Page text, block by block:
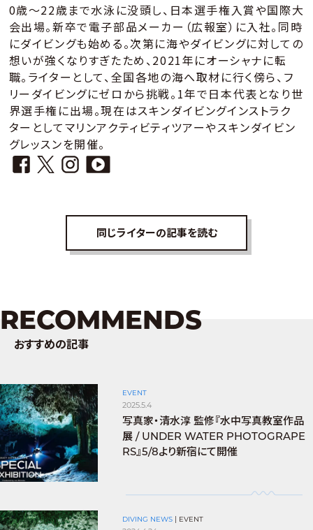
0歳～22歳まで水泳に没頭し、日本選手権入賞や国際大
会出場。新卒で電子部品メーカー（広報室）に入社。同時
にダイビングも始める。次第に海やダイビングに対しての
想いが強くなりすぎたため、2021年にオーシャナに転
職。ライターとして、全国各地の海へ取材に行く傍ら、フ
リーダイビングにゼロから挑戦。1年で日本代表となり世
界選手権に出場。現在はスキンダイビングインストラク
ターとしてマリンアクティビティツアーやスキンダイビン
グレッスンを開催。
同じライターの記事を読む
RECOMMENDS
おすすめの記事
EVENT
2025.5.4
写真家・清水淳 監修『水中写真教室作品
展 / UNDER WATER PHOTOGRAPE
RS』5/8より新宿にて開催
DIVING NEWS | EVENT